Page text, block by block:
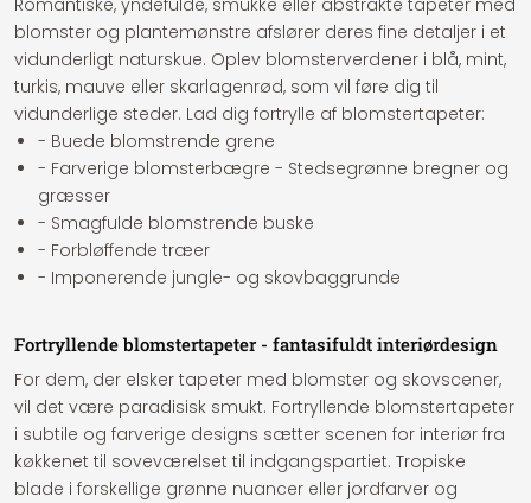
Romantiske, yndefulde, smukke eller abstrakte tapeter med
blomster og plantemønstre afslører deres fine detaljer i et
vidunderligt naturskue. Oplev blomsterverdener i blå, mint,
turkis, mauve eller skarlagenrød, som vil føre dig til
vidunderlige steder. Lad dig fortrylle af blomstertapeter:
- Buede blomstrende grene
- Farverige blomsterbægre - Stedsegrønne bregner og
græsser
- Smagfulde blomstrende buske
- Forbløffende træer
- Imponerende jungle- og skovbaggrunde
Fortryllende blomstertapeter - fantasifuldt interiørdesign
For dem, der elsker tapeter med blomster og skovscener,
vil det være paradisisk smukt. Fortryllende blomstertapeter
i subtile og farverige designs sætter scenen for interiør fra
køkkenet til soveværelset til indgangspartiet. Tropiske
blade i forskellige grønne nuancer eller jordfarver og